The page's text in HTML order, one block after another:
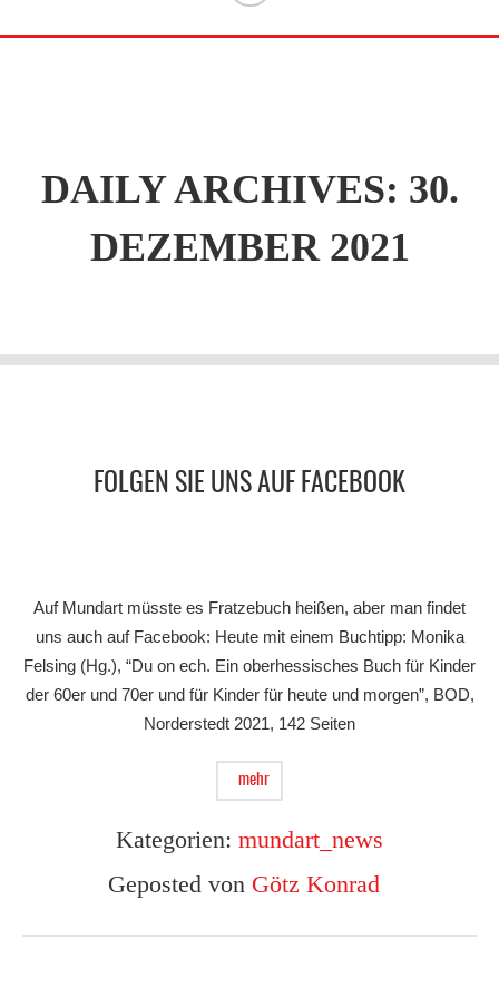
DAILY ARCHIVES: 30.
DEZEMBER 2021
FOLGEN SIE UNS AUF FACEBOOK
Auf Mundart müsste es Fratzebuch heißen, aber man findet
uns auch auf Facebook: Heute mit einem Buchtipp: Monika
Felsing (Hg.), “Du on ech. Ein oberhessisches Buch für Kinder
der 60er und 70er und für Kinder für heute und morgen”, BOD,
Norderstedt 2021, 142 Seiten
mehr
Kategorien: mundart_news
Geposted von Götz Konrad